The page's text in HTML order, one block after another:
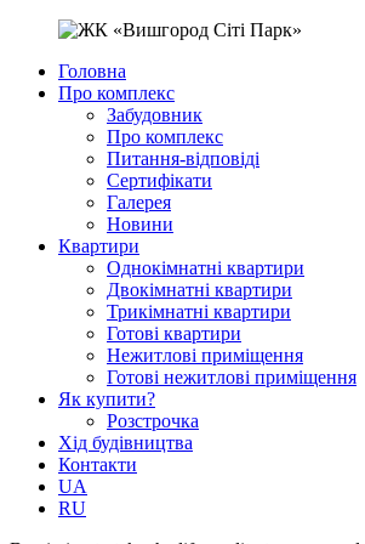
Головна
Про комплекс
Забудовник
Про комплекс
Питання-відповіді
Сертифікати
Галерея
Новини
Квартири
Однокімнатні квартири
Двокімнатні квартири
Трикімнатні квартири
Готові квартири
Нежитлові приміщення
Готові нежитлові приміщення
Як купити?
Розстрочка
Хід будівництва
Контакти
UA
RU